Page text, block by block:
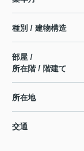
種別 / 建物構造
部屋 /
所在階 / 階建て
所在地
交通